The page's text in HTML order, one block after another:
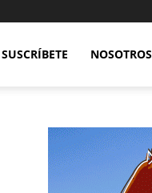
SUSCRÍBETE NOSOTROS